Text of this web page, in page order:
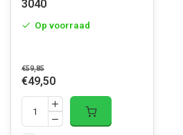
3040
Op voorraad
€59,85
€49,50